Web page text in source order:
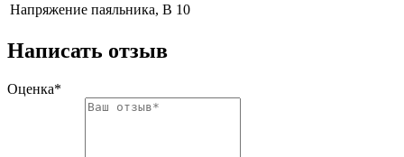
Напряжение паяльника, В 10
Написать отзыв
Оценка*